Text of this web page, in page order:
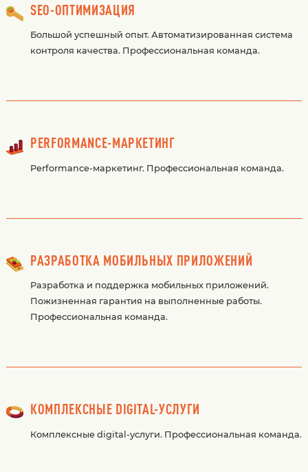
SEO-ОПТИМИЗАЦИЯ
Большой успешный опыт. Автоматизированная система
контроля качества. Профессиональная команда.
PERFORMANCE-МАРКЕТИНГ
Performance-маркетинг. Профессиональная команда.
РАЗРАБОТКА МОБИЛЬНЫХ ПРИЛОЖЕНИЙ
Разработка и поддержка мобильных приложений.
Пожизненная гарантия на выполненные работы.
Профессиональная команда.
КОМПЛЕКСНЫЕ DIGITAL-УСЛУГИ
Комплексные digital-услуги. Профессиональная команда.